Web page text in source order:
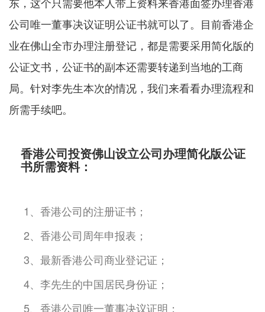
公司唯一董事决议证明公证书就可以了。目前香港企
业在佛山全市办理注册登记，都是需要采用简化版的
公证文书，公证书的副本还需要转递到当地的工商
局。针对李先生本次的情况，我们来看看办理流程和
所需手续吧。
香港公司投资佛山设立公司办理简化版公证
书所需资料：
1、香港公司的注册证书；
2、香港公司周年申报表；
3、最新香港公司商业登记证；
4、李先生的中国居民身份证；
5、香港公司唯一董事决议证明；